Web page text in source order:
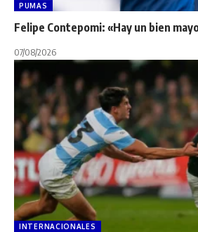
PUMAS
Felipe Contepomi: «Hay un bien
07/08/2026
INTERNACIONALES